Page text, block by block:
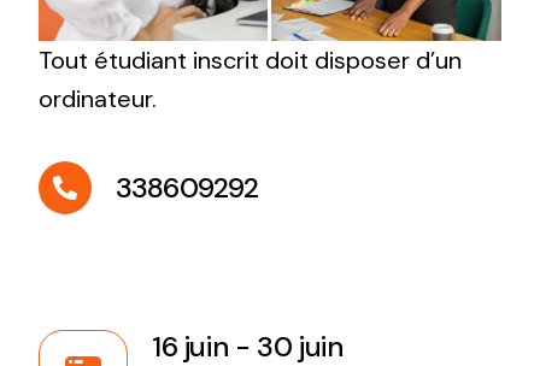
Tout étudiant inscrit doit disposer d’un
ordinateur.
338609292
16 juin - 30 juin